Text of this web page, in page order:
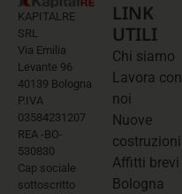
KAPITALRE
SRL
Via Emilia
Levante 96
40139 Bologna
P.IVA
03584231207
REA -BO-
530830
Cap sociale
sottoscritto
LINK
UTILI
Chi siamo
Lavora con
noi
Nuove
costruzioni
Affitti brevi
Bologna